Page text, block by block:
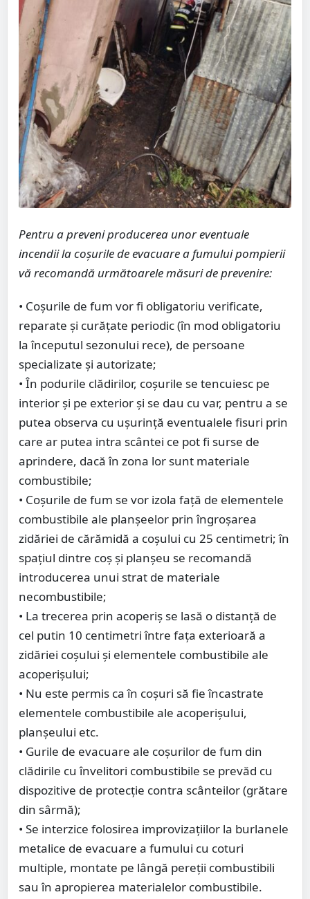
Pentru a preveni producerea unor eventuale
incendii la coșurile de evacuare a fumului pompierii
vă recomandă următoarele măsuri de prevenire:
• Coşurile de fum vor fi obligatoriu verificate,
reparate şi curăţate periodic (în mod obligatoriu
la începutul sezonului rece), de persoane
specializate şi autorizate;
• În podurile clădirilor, coşurile se tencuiesc pe
interior şi pe exterior şi se dau cu var, pentru a se
putea observa cu uşurinţă eventualele fisuri prin
care ar putea intra scântei ce pot fi surse de
aprindere, dacă în zona lor sunt materiale
combustibile;
• Coşurile de fum se vor izola faţă de elementele
combustibile ale planşeelor prin îngroşarea
zidăriei de cărămidă a coşului cu 25 centimetri; în
spaţiul dintre coş şi planşeu se recomandă
introducerea unui strat de materiale
necombustibile;
• La trecerea prin acoperiş se lasă o distanţă de
cel putin 10 centimetri între faţa exterioară a
zidăriei coşului şi elementele combustibile ale
acoperişului;
• Nu este permis ca în coşuri să fie încastrate
elementele combustibile ale acoperişului,
planşeului etc.
• Gurile de evacuare ale coşurilor de fum din
clădirile cu învelitori combustibile se prevăd cu
dispozitive de protecţie contra scânteilor (grătare
din sârmă);
• Se interzice folosirea improvizaţiilor la burlanele
metalice de evacuare a fumului cu coturi
multiple, montate pe lângă pereţii combustibili
sau în apropierea materialelor combustibile.